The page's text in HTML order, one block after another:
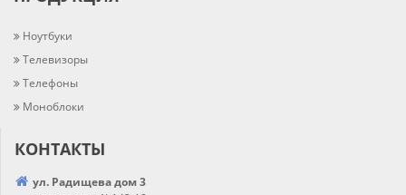
Ноутбуки
Телевизоры
Телефоны
Моноблоки
КОНТАКТЫ
ул. Радищева дом 3